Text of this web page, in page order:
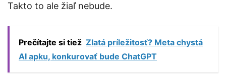
Takto to ale žiaľ nebude.
Prečítajte si tiež Zlatá príležitosť? Meta chystá
AI apku, konkurovať bude ChatGPT